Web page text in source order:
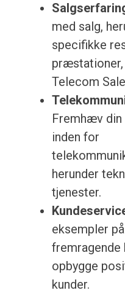
med salg,
specifikke
Telecom
Fremhæv din
inden for
herunder
tjenester.
eksempler
fremragende
opbygge
kunder.